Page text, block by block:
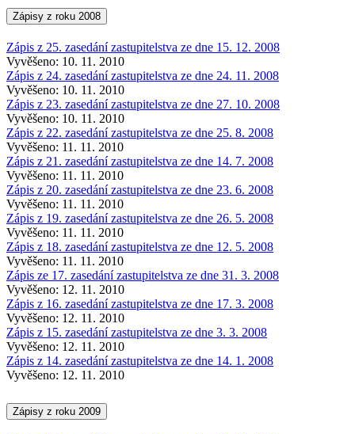
Zápisy z roku 2008
Zápis z 25. zasedání zastupitelstva ze dne 15. 12. 2008
Vyvěšeno: 10. 11. 2010
Zápis z 24. zasedání zastupitelstva ze dne 24. 11. 2008
Vyvěšeno: 10. 11. 2010
Zápis z 23. zasedání zastupitelstva ze dne 27. 10. 2008
Vyvěšeno: 10. 11. 2010
Zápis z 22. zasedání zastupitelstva ze dne 25. 8. 2008
Vyvěšeno: 11. 11. 2010
Zápis z 21. zasedání zastupitelstva ze dne 14. 7. 2008
Vyvěšeno: 11. 11. 2010
Zápis z 20. zasedání zastupitelstva ze dne 23. 6. 2008
Vyvěšeno: 11. 11. 2010
Zápis z 19. zasedání zastupitelstva ze dne 26. 5. 2008
Vyvěšeno: 11. 11. 2010
Zápis z 18. zasedání zastupitelstva ze dne 12. 5. 2008
Vyvěšeno: 11. 11. 2010
Zápis ze 17. zasedání zastupitelstva ze dne 31. 3. 2008
Vyvěšeno: 12. 11. 2010
Zápis z 16. zasedání zastupitelstva ze dne 17. 3. 2008
Vyvěšeno: 12. 11. 2010
Zápis z 15. zasedání zastupitelstva ze dne 3. 3. 2008
Vyvěšeno: 12. 11. 2010
Zápis z 14. zasedání zastupitelstva ze dne 14. 1. 2008
Vyvěšeno: 12. 11. 2010
Zápisy z roku 2009